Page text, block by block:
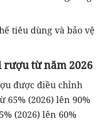
tiêu dùng và bảo vệ
rượu từ năm 2026
được điều chỉnh
65% (2026) lên 90%
(2026) lên 60%